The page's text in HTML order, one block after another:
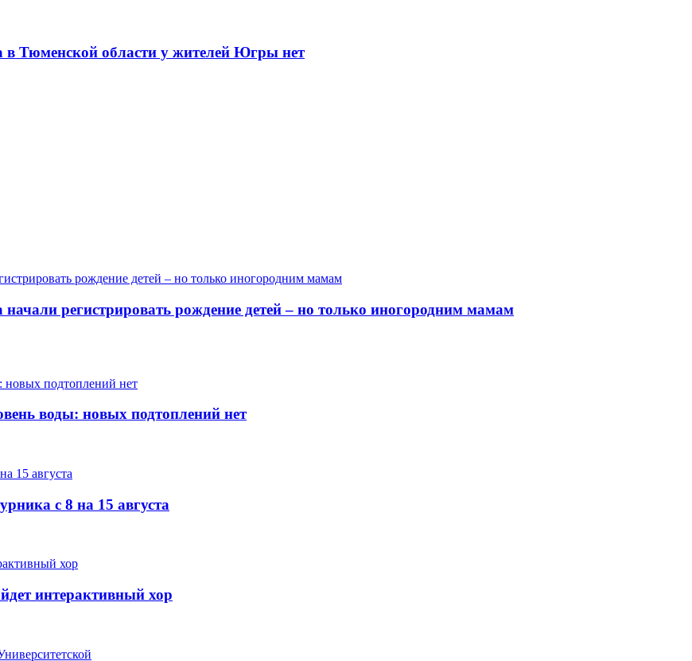
в Тюменской области у жителей Югры нет
регистрировать рождение детей – но только иногородним мамам
воды: новых подтоплений нет
с 8 на 15 августа
интерактивный хор